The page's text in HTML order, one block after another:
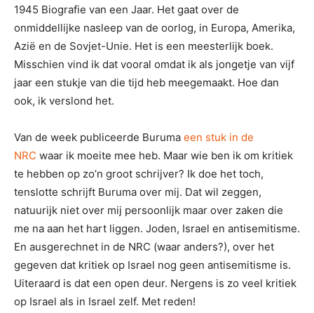
1945 Biografie van een Jaar. Het gaat over de
onmiddellijke nasleep van de oorlog, in Europa, Amerika,
Azië en de Sovjet-Unie. Het is een meesterlijk boek.
Misschien vind ik dat vooral omdat ik als jongetje van vijf
jaar een stukje van die tijd heb meegemaakt. Hoe dan
ook, ik verslond het.
Van de week publiceerde Buruma een stuk in de
NRC waar ik moeite mee heb. Maar wie ben ik om kritiek
te hebben op zo’n groot schrijver? Ik doe het toch,
tenslotte schrijft Buruma over mij. Dat wil zeggen,
natuurijk niet over mij persoonlijk maar over zaken die
me na aan het hart liggen. Joden, Israel en antisemitisme.
En ausgerechnet in de NRC (waar anders?), over het
gegeven dat kritiek op Israel nog geen antisemitisme is.
Uiteraard is dat een open deur. Nergens is zo veel kritiek
op Israel als in Israel zelf. Met reden!